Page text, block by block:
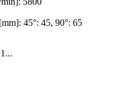
45°: 45, 90°: 65